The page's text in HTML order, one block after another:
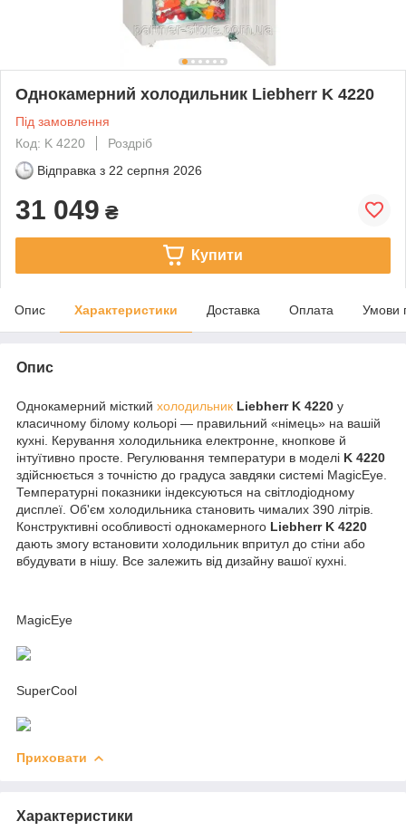
Однокамерний холодильник Liebherr K 4220
Під замовлення
Код: K 4220
Роздріб
Відправка з 22 серпня 2026
31 049 ₴
Купити
Опис Характеристики Доставка Оплата Умови
Опис
Однокамерний місткий холодильник Liebherr K 4220 у
класичному білому кольорі — правильний «німець» на вашій
кухні. Керування холодильника електронне, кнопкове й
інтуїтивно просте. Регулювання температури в моделі K 4220
здійснюється з точністю до градуса завдяки системі MagicEye
Температурні показники індексуються на світлодіодному
дисплеї. Об'єм холодильника становить чималих 390 літрів
Конструктивні особливості однокамерного Liebherr K 4220
дають змогу встановити холодильник впритул до стіни або
вбудувати в нішу. Все залежить від дизайну вашої кухні.
MagicEye
SuperCool
Приховати
Характеристики